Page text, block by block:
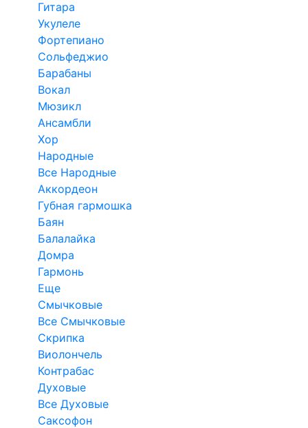
Гитара
Укулеле
Фортепиано
Сольфеджио
Барабаны
Вокал
Мюзикл
Ансамбли
Хор
Народные
Все Народные
Аккордеон
Губная гармошка
Баян
Балалайка
Домра
Гармонь
Еще
Смычковые
Все Смычковые
Скрипка
Виолончель
Контрабас
Духовые
Все Духовые
Саксофон